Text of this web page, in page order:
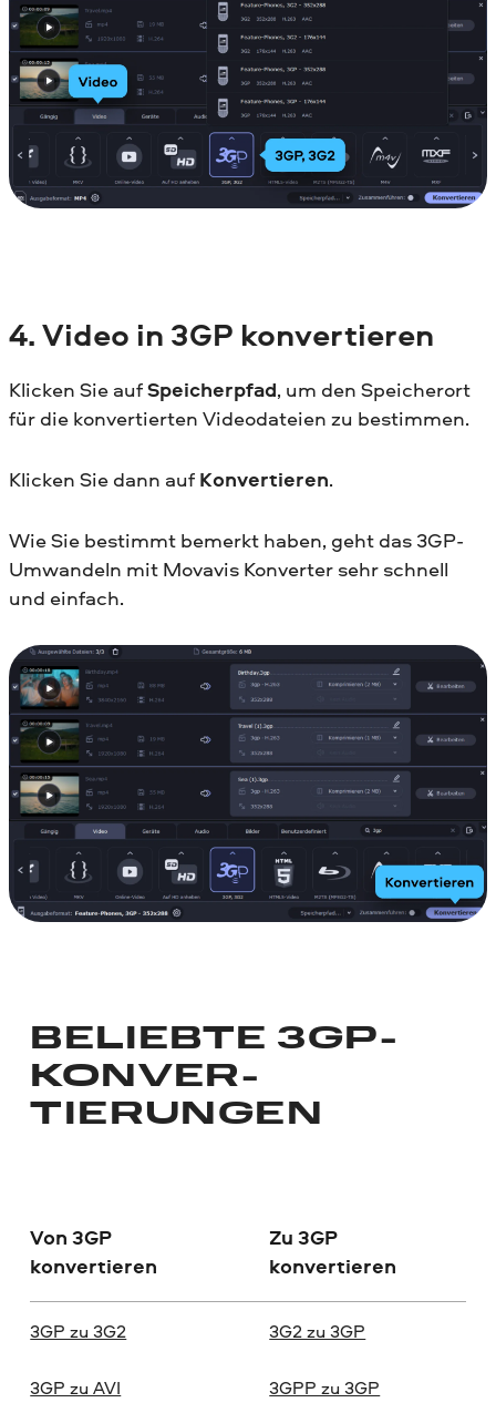
4. Video in 3GP konvertieren
Klicken Sie aufSpeicherpfad, um den Speicherort
für die konvertierten Videodateien zu bestimmen.
Klicken Sie dann auf Konvertieren.
Wie Sie bestimmt bemerkt haben, geht das 3GP-
Umwandeln mit Movavis Konverter sehr schnell
und einfach.
BELIEBTE 3GP-
KONVER­
TIERUNGEN
Von3GP
konvertieren
Zu3GP
konvertieren
3GP zu 3G2
3GP zu AVI
3G2 zu 3GP
3GPP zu 3GP